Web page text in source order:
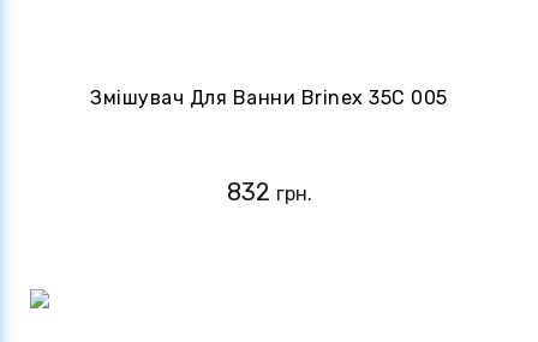
Змішувач Для Ванни Brinex 35C 005
832 грн.